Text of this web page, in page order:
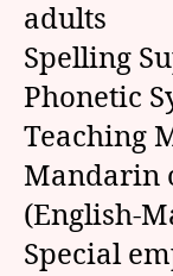
adults
Spelling
Phonetic
Teaching
Mandarin
(English-
Special